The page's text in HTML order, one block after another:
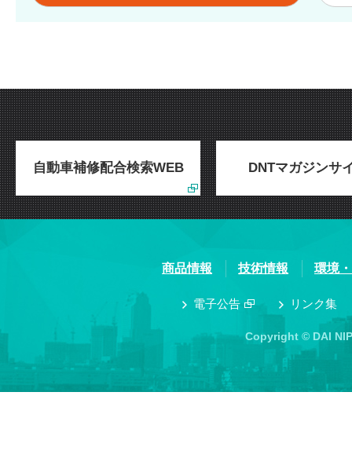
自動車補修配合検索WEB DNTマガジンサ
商品情報 技術情報 環境
電子公告 リンク集
Copyright © DAI